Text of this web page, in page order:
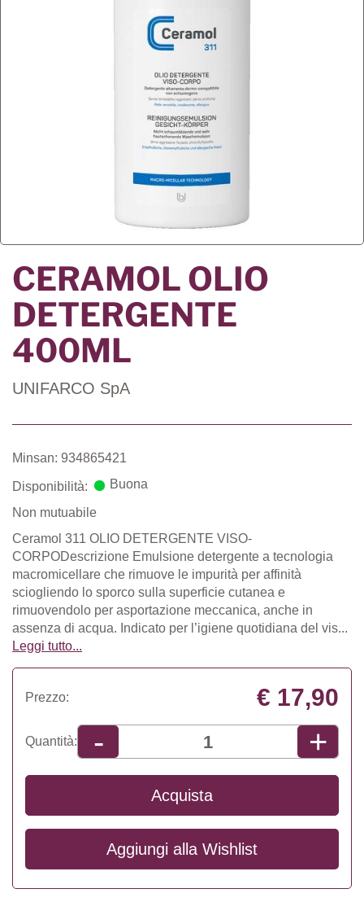
CERAMOL OLIO
DETERGENTE
400ML
UNIFARCO SpA
Minsan: 934865421
Disponibilità: Buona
Non mutuabile
Ceramol 311 OLIO DETERGENTE VISO-
CORPODescrizione Emulsione detergente a tecnologia
macromicellare che rimuove le impurità per affinità
sciogliendo lo sporco sulla superficie cutanea e
rimuovendolo per asportazione meccanica, anche in
assenza di acqua. Indicato per l’igiene quotidiana del vis...
Leggi tutto...
Prezzo: € 17,90
Quantità: - +
Acquista
Aggiungi alla Wishlist